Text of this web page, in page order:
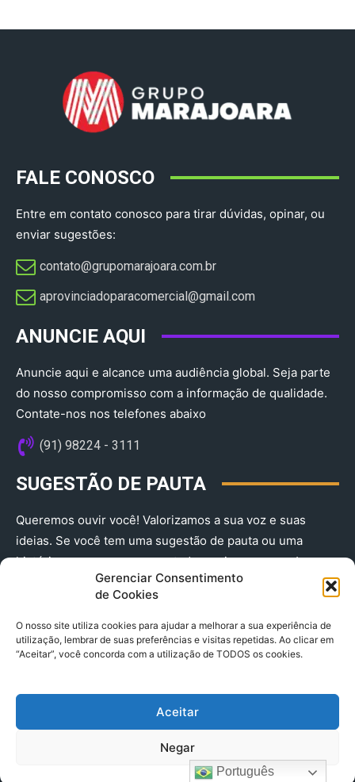
Gerenciar Consentimento
de Cookies
O nosso site utiliza cookies para ajudar a melhorar a sua experiência de
utilização, lembrar de suas preferências e visitas repetidas. Ao clicar em
“Aceitar”, você concorda com a utilização de TODOS os cookies.
Aceitar
Negar
FALE CONOSCO
Entre em contato conosco para tirar dúvidas, opinar, ou
enviar sugestões:
contato@grupomarajoara.com.br
aprovinciadoparacomercial@gmail.com​
ANUNCIE AQUI
Anuncie aqui e alcance uma audiência global. Seja parte
do nosso compromisso com a informação de qualidade.
Contate-nos nos telefones abaixo
(91) 98224 - 3111
SUGESTÃO DE PAUTA
Queremos ouvir você! Valorizamos a sua voz e suas
ideias. Se você tem uma sugestão de pauta ou uma
história que merece ser contada, envie-nos agora!
(91) 98224 - 3111
© 2025 A Província do Pará CNPJ: 04.901.141/0001-36 End .
Trav. Quintino Bocaiuva 2301, Ed. Rogério Fernandez – Sala
2701- Cremação – CEP 66045.315
Português